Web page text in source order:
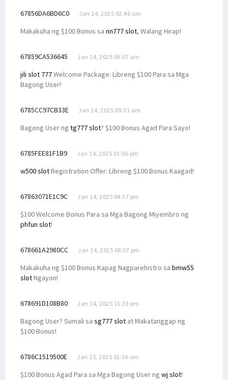
67856DA6BD6C0 Jan 14, 2025 02:46 am
Makakuha ng $100 Bonus sa nn777 slot, Walang Hirap!
67859CA536645 Jan 14, 2025 06:07 am
jili slot 777Welcome Package: Libreng $100 Para sa Mga
Bagong User!
6785CC97CB33E Jan 14, 2025 09:31 am
Bagong User ng tg777 slot? $100 Bonus Agad Para Sayo!
6785FEE81F1B9 Jan 14, 2025 01:06 pm
w500 slotRegistration Offer: Libreng $100 Bonus Kaagad!
67863071E1C9C Jan 14, 2025 04:37 pm
$100 Welcome Bonus Para sa Mga Bagong Miyembro ng
phfun slot!
678661A2980CC Jan 14, 2025 08:07 pm
Makakuha ng $100 Bonus Kapag Nagparehistro sa bmw55
slotNgayon!
678691D108B80 Jan 14, 2025 11:33 pm
Bagong User? Sumali sa sg777 slot at Makatanggap ng
$100 Bonus!
6786C1519500E Jan 15, 2025 02:56 am
$100 Bonus Agad Para sa Mga Bagong User ng wj slot!